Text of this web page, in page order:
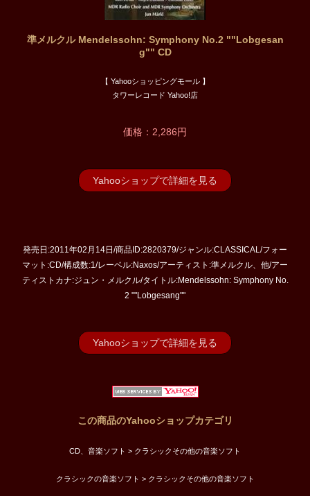
準メルクル Mendelssohn: Symphony No.2 ""Lobgesan
g"" CD
【 Yahooショッピングモール 】
タワーレコード Yahoo!店
価格：2,286円
Yahooショップで詳細を見る
発売日:2011年02月14日/商品ID:2820379/ジャンル:CLASSICAL/フォー
マット:CD/構成数:1/レーベル:Naxos/アーティスト:準メルクル、他/アー
ティストカナ:ジュン・メルクル/タイトル:Mendelssohn: Symphony No.
2 ""Lobgesang""
Yahooショップで詳細を見る
この商品のYahooショップカテゴリ
CD、音楽ソフト > クラシックその他の音楽ソフト
クラシックの音楽ソフト > クラシックその他の音楽ソフト